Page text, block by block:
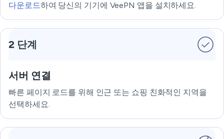
다운로드하여 당신의 기기에 VeePN 앱을 설치하세요.
2 단계
서버 연결
빠른 페이지 로드를 위해 인근 또는 쇼핑 친화적인 지역을
선택하세요.